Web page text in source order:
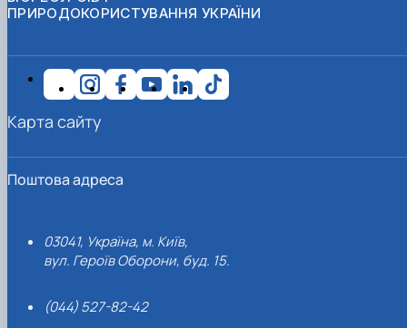
ПРИРОДОКОРИСТУВАННЯ УКРАЇНИ
Поштова адреса
03041, Україна, м. Київ,
вул. Героїв Оборони, буд. 15.
(044) 527-82-42
Карта сайту